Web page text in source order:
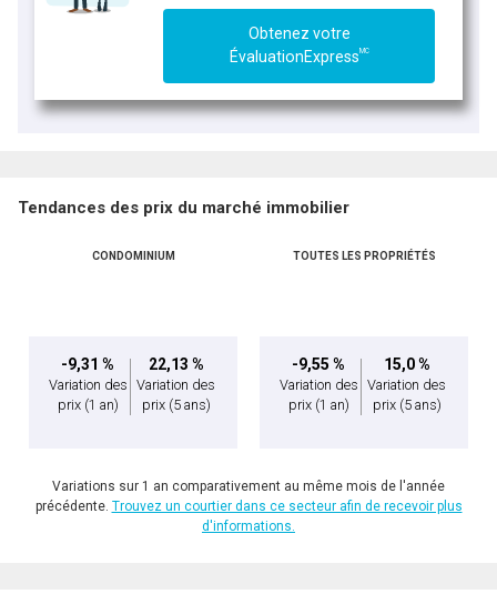
Obtenez votre
ÉvaluationExpressMC
Tendances des prix du marché immobilier
CONDOMINIUM
-9,31 %
Variation des
prix (1 an)
22,13 %
Variation des
prix (5 ans)
TOUTES LES PROPRIÉTÉS
-9,55 %
Variation des
prix (1 an)
15,0 %
Variation des
prix (5 ans)
Variations sur 1 an comparativement au même mois de l'année
précédente. Trouvez un courtier dans ce secteur afin de recevoir plus
d'informations.